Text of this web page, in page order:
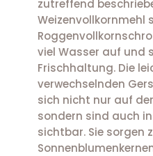
zutreffend
Weizenvollkornmehl
viel Wasser auf und
Frischhaltung. Die
verwechselnden
sich nicht nur auf
sondern sind auch
sichtbar. Sie sorgen